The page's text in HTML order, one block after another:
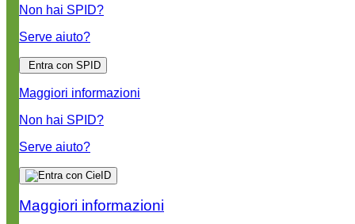
Non hai SPID?
Serve aiuto?
Entra con SPID
Maggiori informazioni
Non hai SPID?
Serve aiuto?
Maggiori informazioni